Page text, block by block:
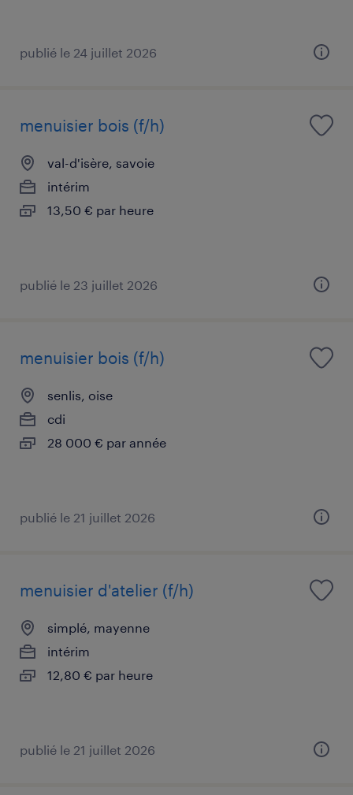
publié le 24 juillet 2026
menuisier bois (f/h)
val-d'isère, savoie
intérim
13,50 € par heure
publié le 23 juillet 2026
menuisier bois (f/h)
senlis, oise
cdi
28 000 € par année
publié le 21 juillet 2026
menuisier d'atelier (f/h)
simplé, mayenne
intérim
12,80 € par heure
publié le 21 juillet 2026